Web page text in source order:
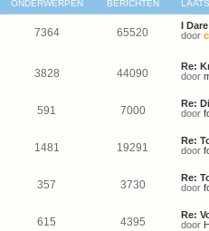
ONDERWERPEN BERICHTEN
7364 65520
I
door
3828 44090
Re:
door
591 7000
Re:
door
1481 19291
Re:
door
357 3730
Re:
door
615 4395
Re:
door